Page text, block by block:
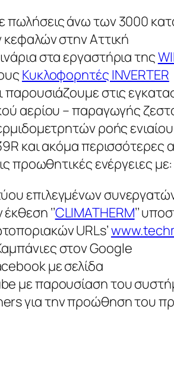
πωλήσεις άνω των 3000
στην Αττική
στα εργαστήρια της
Κυκλοφορητές INVERTER
παρουσιάζουμε στις
αερίου – παραγωγής
ροής
και ακόμα περισσότερες
προωθητικές ενέργειες με:
επιλεγμένων
‘’CLIMATHERM’’
URLs’
στον Google
με σελίδα
με παρουσίαση του
για την προώθηση του